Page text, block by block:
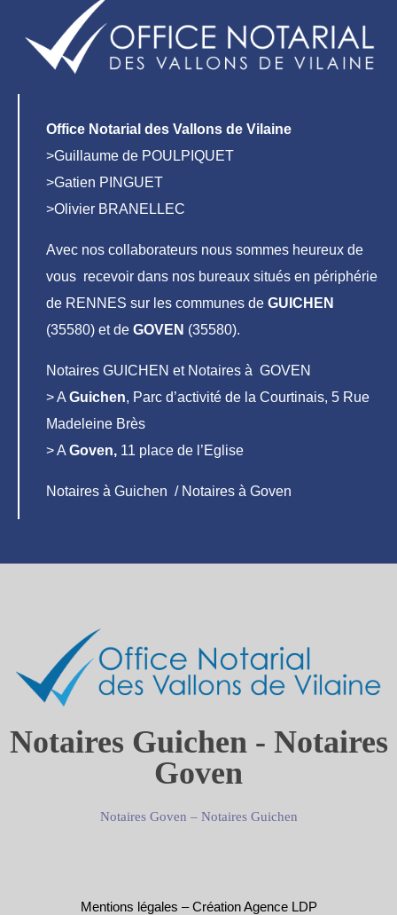
Office Notarial des Vallons de Vilaine
>Guillaume de POULPIQUET
>Gatien PINGUET
>Olivier BRANELLEC
Avec nos collaborateurs nous sommes heureux de
vous recevoir dans nos bureaux situés en périphérie
de RENNES sur les communes de GUICHEN
(35580) et de GOVEN (35580).
Notaires GUICHEN et Notaires à GOVEN
> A Guichen, Parc d’activité de la Courtinais, 5 Rue
Madeleine Brès
> A Goven, 11 place de l’Eglise
Notaires à Guichen / Notaires à Goven
Notaires Guichen - Notaires
Goven
Notaires Goven – Notaires Guichen
Mentions légales –Création Agence LDP